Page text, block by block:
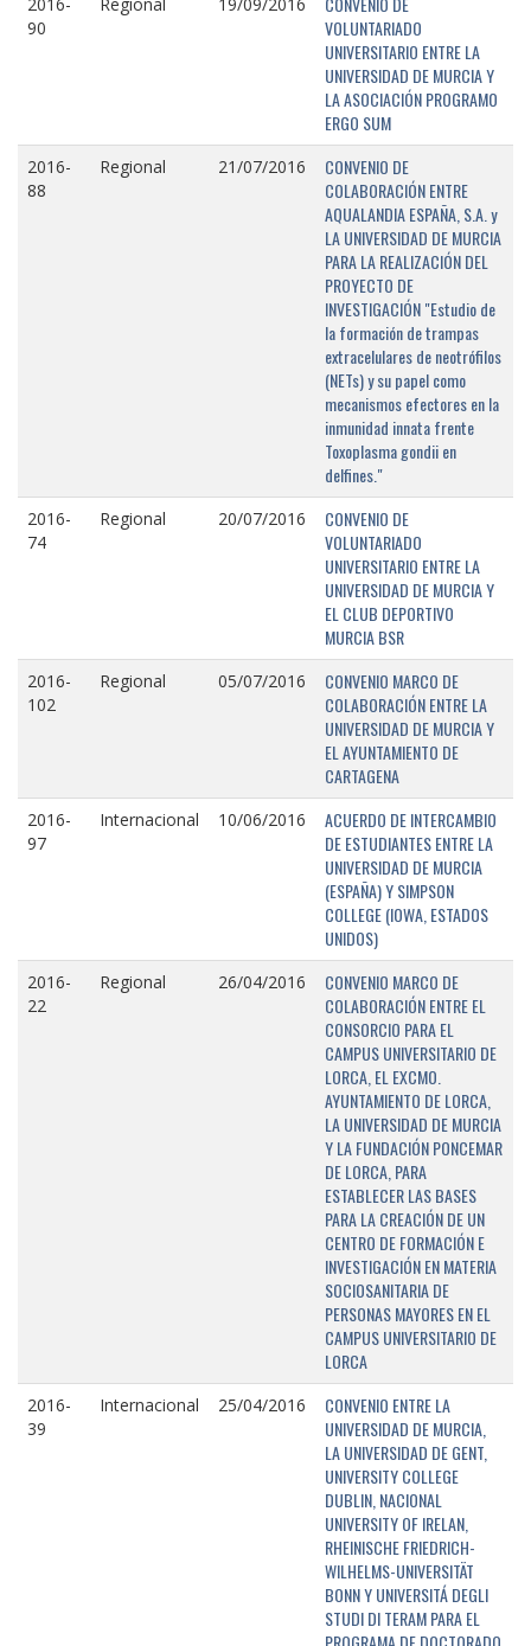
90
VOLUNTARIADO
UNIVERSITARIO ENTRE LA
UNIVERSIDAD DE MURCIA Y
LA ASOCIACIÓN PROGRAMO
ERGO SUM
2016-
88
Regional 21/07/2016
CONVENIO DE
COLABORACIÓN ENTRE
AQUALANDIA ESPAÑA, S.A. y
LA UNIVERSIDAD DE MURCIA
PARA LA REALIZACIÓN DEL
PROYECTO DE
INVESTIGACIÓN "Estudio de
la formación de trampas
extracelulares de neotrófilos
(NETs) y su papel como
mecanismos efectores en la
inmunidad innata frente
Toxoplasma gondii en
delfines."
2016-
74
Regional 20/07/2016
CONVENIO DE
VOLUNTARIADO
UNIVERSITARIO ENTRE LA
UNIVERSIDAD DE MURCIA Y
EL CLUB DEPORTIVO
MURCIA BSR
2016-
102
Regional 05/07/2016
CONVENIO MARCO DE
COLABORACIÓN ENTRE LA
UNIVERSIDAD DE MURCIA Y
EL AYUNTAMIENTO DE
CARTAGENA
2016-
97
Internacional 10/06/2016
ACUERDO DE INTERCAMBIO
DE ESTUDIANTES ENTRE LA
UNIVERSIDAD DE MURCIA
(ESPAÑA) Y SIMPSON
COLLEGE (IOWA, ESTADOS
UNIDOS)
2016-
22
Regional 26/04/2016
CONVENIO MARCO DE
COLABORACIÓN ENTRE EL
CONSORCIO PARA EL
CAMPUS UNIVERSITARIO DE
LORCA, EL EXCMO.
AYUNTAMIENTO DE LORCA,
LA UNIVERSIDAD DE MURCIA
Y LA FUNDACIÓN PONCEMAR
DE LORCA, PARA
ESTABLECER LAS BASES
PARA LA CREACIÓN DE UN
CENTRO DE FORMACIÓN E
INVESTIGACIÓN EN MATERIA
SOCIOSANITARIA DE
PERSONAS MAYORES EN EL
CAMPUS UNIVERSITARIO DE
LORCA
2016-
39
Internacional 25/04/2016
CONVENIO ENTRE LA
UNIVERSIDAD DE MURCIA,
LA UNIVERSIDAD DE GENT,
UNIVERSITY COLLEGE
DUBLIN, NACIONAL
UNIVERSITY OF IRELAN,
RHEINISCHE FRIEDRICH-
WILHELMS-UNIVERSITÄT
BONN Y UNIVERSITÁ DEGLI
STUDI DI TERAM PARA EL